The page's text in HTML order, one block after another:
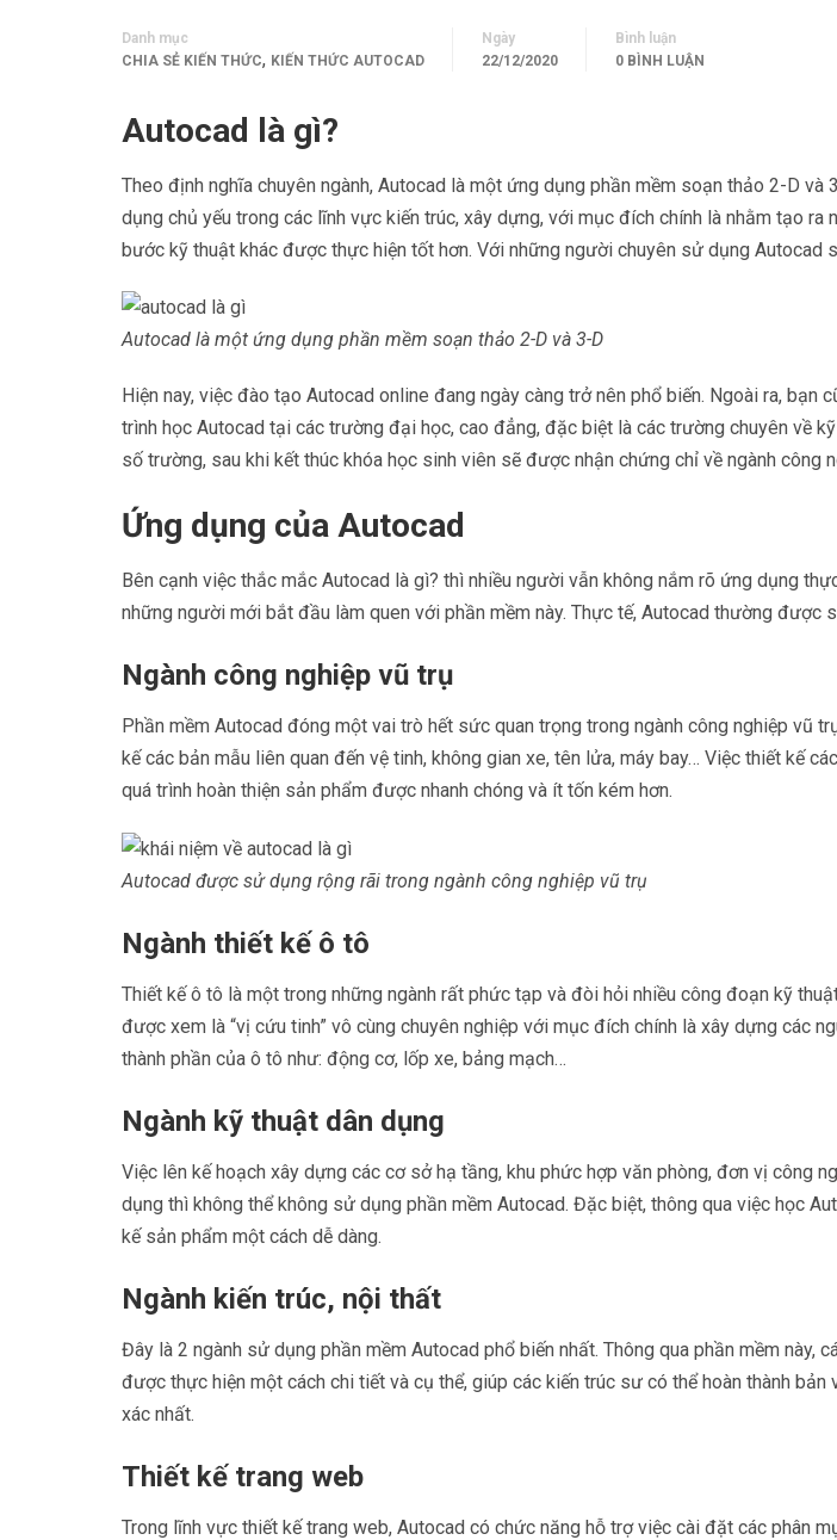
Danh mục
CHIA SẺ KIẾN THỨC, KIẾN THỨC AUTOCAD
Ngày
22/12/2020
Bình luận
0 BÌNH LUẬN
Autocad là gì?
Theo định nghĩa chuyên ngành, Autocad là một ứng dụng phần mềm soạn thảo 2-D
dụng chủ yếu trong các lĩnh vực kiến trúc, xây dựng, với mục đích chính là nhằm tạo ra
bước kỹ thuật khác được thực hiện tốt hơn. Với những người chuyên sử dụng Autocad
Autocad là một ứng dụng phần mềm soạn thảo 2-D và 3-D
Hiện nay, việc đào tạo Autocad online đang ngày càng trở nên phổ biến. Ngoài ra, bạn
trình học Autocad tại các trường đại học, cao đẳng, đặc biệt là các trường chuyên về
số trường, sau khi kết thúc khóa học sinh viên sẽ được nhận chứng chỉ về ngành công
Ứng dụng của Autocad
Bên cạnh việc thắc mắc Autocad là gì? thì nhiều người vẫn không nắm rõ ứng dụng
những người mới bắt đầu làm quen với phần mềm này. Thực tế, Autocad thường được
Ngành công nghiệp vũ trụ
Phần mềm Autocad đóng một vai trò hết sức quan trọng trong ngành công nghiệp vũ
kế các bản mẫu liên quan đến vệ tinh, không gian xe, tên lửa, máy bay… Việc thiết kế
quá trình hoàn thiện sản phẩm được nhanh chóng và ít tốn kém hơn.
Autocad được sử dụng rộng rãi trong ngành công nghiệp vũ trụ
Ngành thiết kế ô tô
Thiết kế ô tô là một trong những ngành rất phức tạp và đòi hỏi nhiều công đoạn kỹ
được xem là “vị cứu tinh” vô cùng chuyên nghiệp với mục đích chính là xây dựng các
thành phần của ô tô như: động cơ, lốp xe, bảng mạch…
Ngành kỹ thuật dân dụng
Việc lên kế hoạch xây dựng các cơ sở hạ tầng, khu phức hợp văn phòng, đơn vị công
dụng thì không thể không sử dụng phần mềm Autocad. Đặc biệt, thông qua việc học
kế sản phẩm một cách dễ dàng.
Ngành kiến trúc, nội thất
Đây là 2 ngành sử dụng phần mềm Autocad phổ biến nhất. Thông qua phần mềm này,
được thực hiện một cách chi tiết và cụ thể, giúp các kiến trúc sư có thể hoàn thành bản
xác nhất.
Thiết kế trang web
Trong lĩnh vực thiết kế trang web, Autocad có chức năng hỗ trợ việc cài đặt các phân